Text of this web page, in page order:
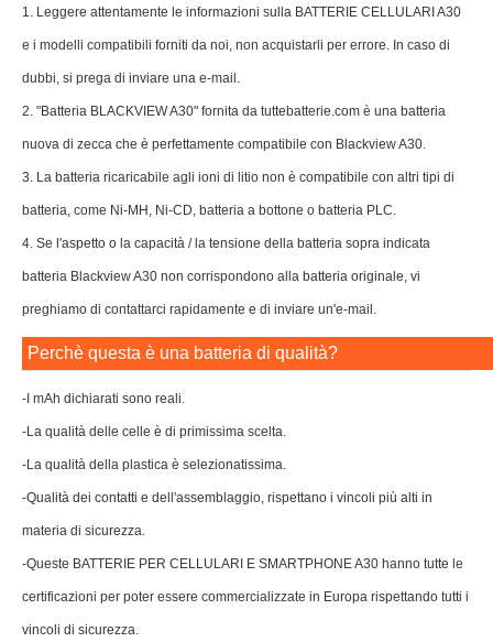
1. Leggere attentamente le informazioni sulla BATTERIE CELLULARI A30
e i modelli compatibili forniti da noi, non acquistarli per errore. In caso di
dubbi, si prega di inviare una e-mail.
2. "Batteria BLACKVIEW A30" fornita da tuttebatterie.com è una batteria
nuova di zecca che è perfettamente compatibile con Blackview A30.
3. La batteria ricaricabile agli ioni di litio non è compatibile con altri tipi di
batteria, come Ni-MH, Ni-CD, batteria a bottone o batteria PLC.
4. Se l'aspetto o la capacità / la tensione della batteria sopra indicata
batteria Blackview A30 non corrispondono alla batteria originale, vi
preghiamo di contattarci rapidamente e di inviare un'e-mail.
Perchè questa è una batteria di qualità?
-I mAh dichiarati sono reali.
-La qualità delle celle è di primissima scelta.
-La qualità della plastica è selezionatissima.
-Qualità dei contatti e dell'assemblaggio, rispettano i vincoli più alti in
materia di sicurezza.
-Queste BATTERIE PER CELLULARI E SMARTPHONE A30 hanno tutte le
certificazioni per poter essere commercializzate in Europa rispettando tutti i
vincoli di sicurezza.